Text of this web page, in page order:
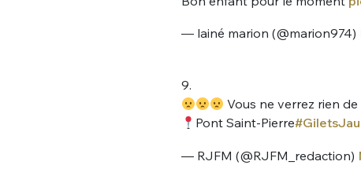
— lainé marion (@marion974)
9.
Vous ne verrez rien
Pont Saint-Pierre
— RJFM (@RJFM_redaction)
PSEUDO*
EMAIL*
VOTRE PARTICIPATION
Que